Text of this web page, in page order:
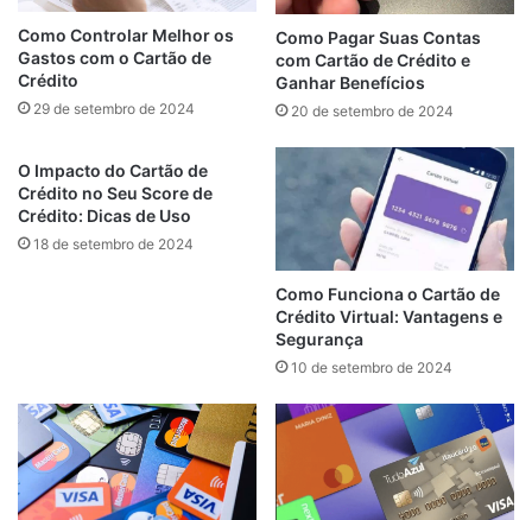
Como Controlar Melhor os
Gastos com o Cartão de
Crédito
29 de setembro de 2024
Como Pagar Suas Contas
com Cartão de Crédito e
Ganhar Benefícios
20 de setembro de 2024
O Impacto do Cartão de
Crédito no Seu Score de
Crédito: Dicas de Uso
18 de setembro de 2024
Como Funciona o Cartão de
Crédito Virtual: Vantagens e
Segurança
10 de setembro de 2024